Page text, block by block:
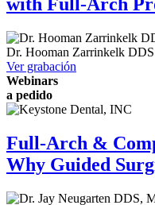
with Full-Arch
Dr. Hooman Zarrinkelk DDS
Ver grabación
Webinars
a pedido
Full-Arch &
Why Guided